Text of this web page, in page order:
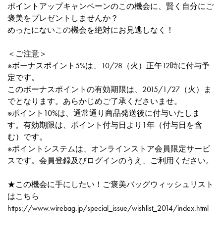
ポイントアップキャンペーンのこの機会に、賢く自分にご
褒美をプレゼントしませんか？
めったにないこの機会を絶対にお見逃しなく！
＜ご注意＞
※ボーナスポイント5%は、10/28（火）正午12時に付与予
定です。
このボーナスポイントの有効期限は、2015/1/27（火）ま
でとなります。あらかじめご了承くださいませ。
※ポイント10%は、通常通り商品発送後に付与いたしま
す。有効期限は、ポイント付与日より1年（付与日を含
む）です。
※ポイントシステムは、オンラインストア会員限定サービ
スです。会員登録及びログインのうえ、ご利用ください。
★この機会に手にしたい！ご褒美バッグウィッシュリスト
はこちら
https://www.wirebag.jp/special_issue/wishlist_2014/index.html